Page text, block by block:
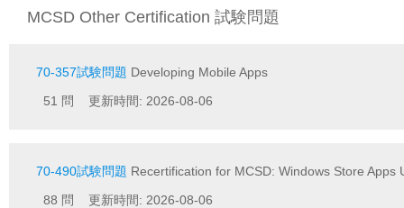
MCSD Other Certification 試験問題
70-357試験問題 Developing Mobile Apps
51 問 更新時間: 2026-08-06
70-490試験問題 Recertification for MCSD: Windows Store Apps
88 問 更新時間: 2026-08-06